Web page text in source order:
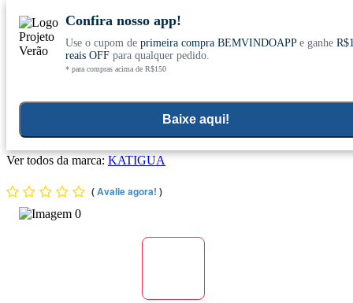
Conheça nosso site novo! E comemore com 0
Confira nosso app!
Use o cupom de primeira compra BEMVINDOAPPe ganhe
reais OFFpara qualquer pedido.
* para compras acima de R$150
Baixe aqui!
Kit 6x Vitamina K2 Plus (149mcg) 30 Softgel - Katiguá
Ver todos da marca: KATIGUA
(Avalie agora! )